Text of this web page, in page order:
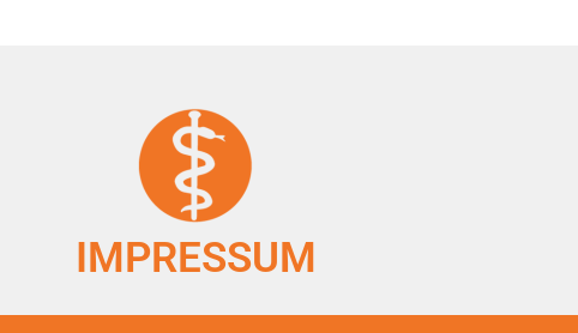
IMPRESSUM